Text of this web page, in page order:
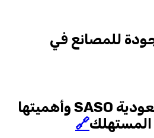
للمصانع في
علامة الجودة السعودية SASO وأهميتها
المستهلك🔗